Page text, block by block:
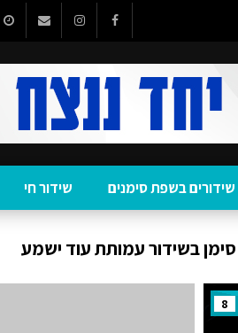
שידורים בשפת סימנים שידור חי
סימן בשידור עמותת עוד ישמע
8